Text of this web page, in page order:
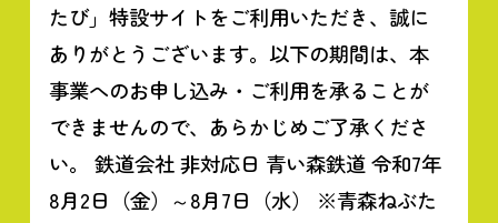
たび」特設サイトをご利用いただき、誠に
ありがとうございます。以下の期間は、本
事業へのお申し込み・ご利用を承ることが
できませんので、あらかじめご了承くださ
い。 鉄道会社 非対応日 青い森鉄道 令和7年
8月2日（金）～8月7日（水） ※青森ねぶた